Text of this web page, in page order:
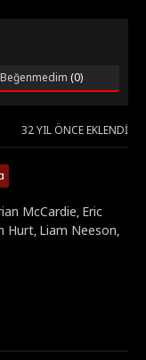
(0)
32 YIL ÖNCE EKLENDI
McCardie, Eric
Hurt, Liam Neeson,